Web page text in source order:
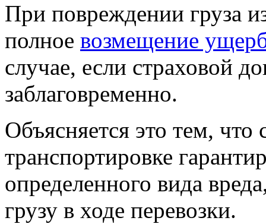
При повреждении груза
полное возмещение
случае, если страховой
заблаговременно.
Объясняется это тем,
транспортировке
определенного вида
грузу в ходе перевозки.